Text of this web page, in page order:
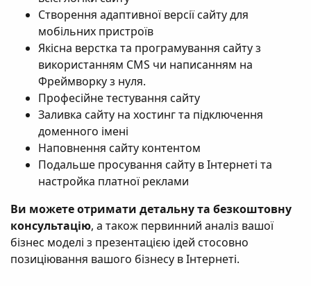
Створення адаптивної версії сайту для
мобільних пристроїв
Якісна верстка та програмування сайту з
використанням CMS чи написанням на
Фреймворку з нуля.
Професійне тестування сайту
Заливка сайту на хостинг та підключення
доменного імені
Наповнення сайту контентом
Подальше просування сайту в Інтернеті та
настройка платної реклами
Ви можете отримати детальну та безкоштовну
консультацію, а також первинний аналіз вашої
бізнес моделі з презентацією ідей стосовно
позиціювання вашого бізнесу в Інтернеті.